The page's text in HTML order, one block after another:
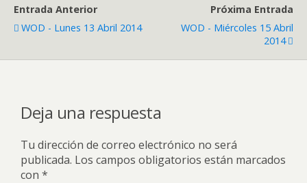
Entrada Anterior
WOD - Lunes 13 Abril 2014
Próxima Entrada
WOD - Miércoles 15 Abril
2014
Deja una respuesta
Tu dirección de correo electrónico no será
publicada. Los campos obligatorios están marcados
con *